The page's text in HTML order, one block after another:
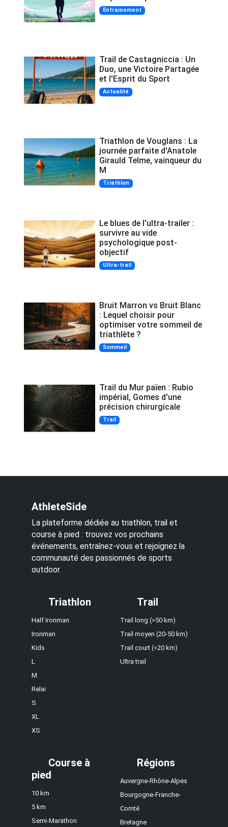
Entrainement
Trail de Castagniccia : Un
Duo, une Victoire Partagée
et l'Esprit du Sport
Actualité
Triathlon de Vouglans : La
journée parfaite d'Anatole
Girauld Telme, vainqueur du
M
Triathlon
Le blues de l'ultra-trailer :
survivre au vide
psychologique post-
objectif
Ultra-trail
Bruit Marron vs Bruit Blanc
: Lequel choisir pour
optimiser votre sommeil de
triathlète ?
Sommeil
Trail du Mur païen : Rubio
impérial, Gomes d'une
précision chirurgicale
Trail
AthleteSide
La plateforme dédiée au triathlon, trail et
course à pied : trouvez vos prochains
événements, entraînez-vous et rejoignez la
communauté des passionnés de sports
outdoor.
Triathlon
Half Ironman
Ironman
Kids
L
M
Relai
S
XL
XS
Trail
Trail long (>50 km)
Trail moyen (20-50 km)
Trail court (<20 km)
Ultra trail
Course à
pied
10 km
5 km
Semi-Marathon
Régions
Auvergne-Rhône-Alpes
Bourgogne-Franche-
Comté
Bretagne